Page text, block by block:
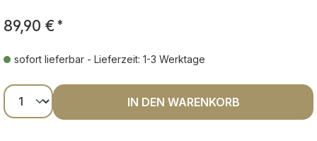
89,90 € *
sofort lieferbar - Lieferzeit: 1-3 Werktage
Produkt Anzahl: Gib den gewünschten
IN DEN WARENKORB